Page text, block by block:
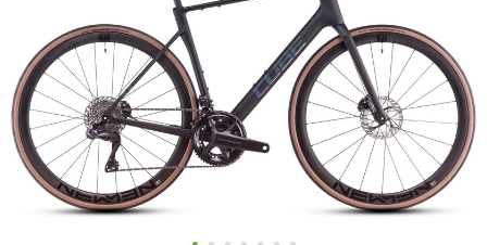
Добавляйте товары
в корзину
Оплачивайте сегодня только
25% картой любого банка